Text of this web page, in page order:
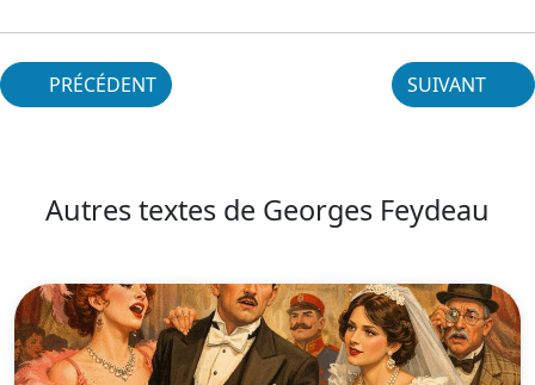
PRÉCÉDENT SUIVANT
Autres textes de Georges Feydeau